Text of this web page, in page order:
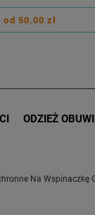
od 50,00 zł
ODZIEŻ
Na Wspinaczkę